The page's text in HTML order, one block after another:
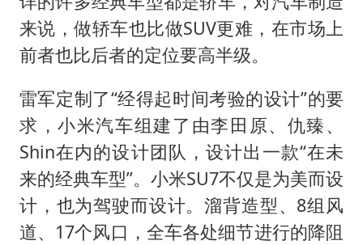
来说，做轿车也比做SUV更难，在市场上
前者也比后者的定位要高半级。
雷军定制了“经得起时间考验的设计”的要
求，小米汽车组建了由李田原、仇臻、
Shin在内的设计团队，设计出一款“在未
来的经典车型”。小米SU7不仅是为美而设
计，也为驾驶而设计。溜背造型、8组风
道、17个风口，全车各处细节进行的降阻